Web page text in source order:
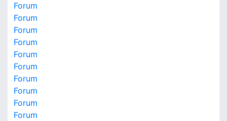
Forum
Forum
Forum
Forum
Forum
Forum
Forum
Forum
Forum
Forum